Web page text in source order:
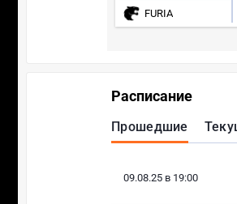
FURIA
Расписание
Прошедшие
09.08.25 в 19:00